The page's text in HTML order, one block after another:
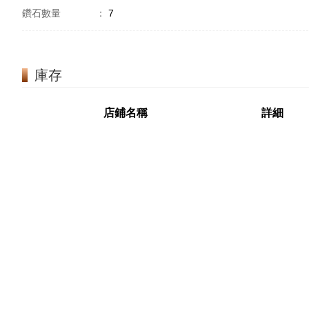
鑽石數量 ： 7
庫存
店鋪名稱 詳細